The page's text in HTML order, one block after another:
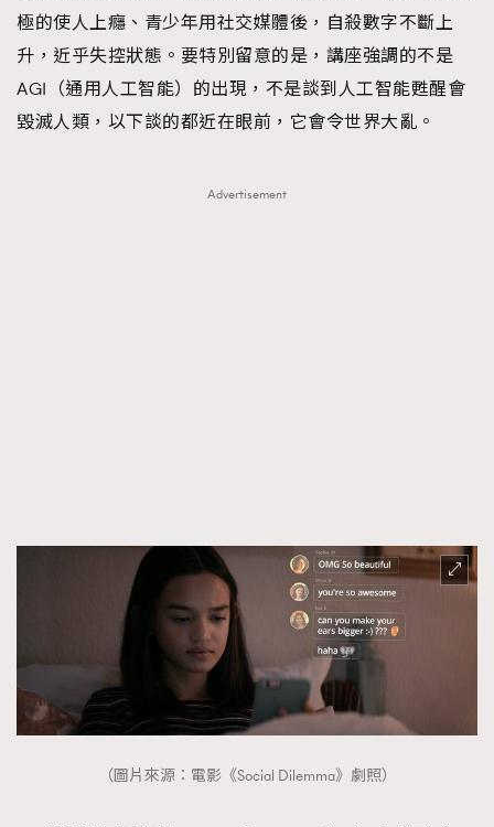
極的使人上癮、青少年用社交媒體後，自殺數字不斷上
升，近乎失控狀態。要特別留意的是，講座強調的不是
AGI（通用人工智能）的出現，不是談到人工智能甦醒會
毀滅人類，以下談的都近在眼前，它會令世界大亂。
Advertisement
（圖片來源：電影《Social Dilemma》劇照）